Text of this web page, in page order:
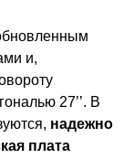
и,
27’’. В
надежно
плата